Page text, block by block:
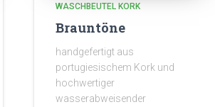
WASCHBEUTEL KORK
Brauntöne
handgefertigt aus
portugiesischem Kork und
hochwertiger
wasserabweisender